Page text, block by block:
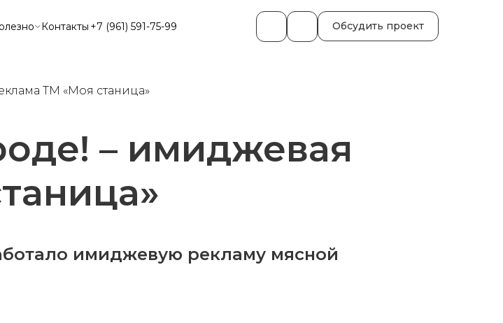
Контакты +7 (961) 591-75-99 Обсудить проект
ТМ «Моя станица»
– имиджевая
имиджевую рекламу мясной